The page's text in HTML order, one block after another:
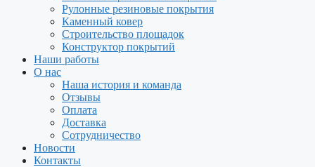
Рулонные резиновые покрытия
Каменный ковер
Строительство площадок
Конструктор покрытий
Наши работы
О нас
Наша история и команда
Отзывы
Оплата
Доставка
Сотрудничество
Новости
Контакты